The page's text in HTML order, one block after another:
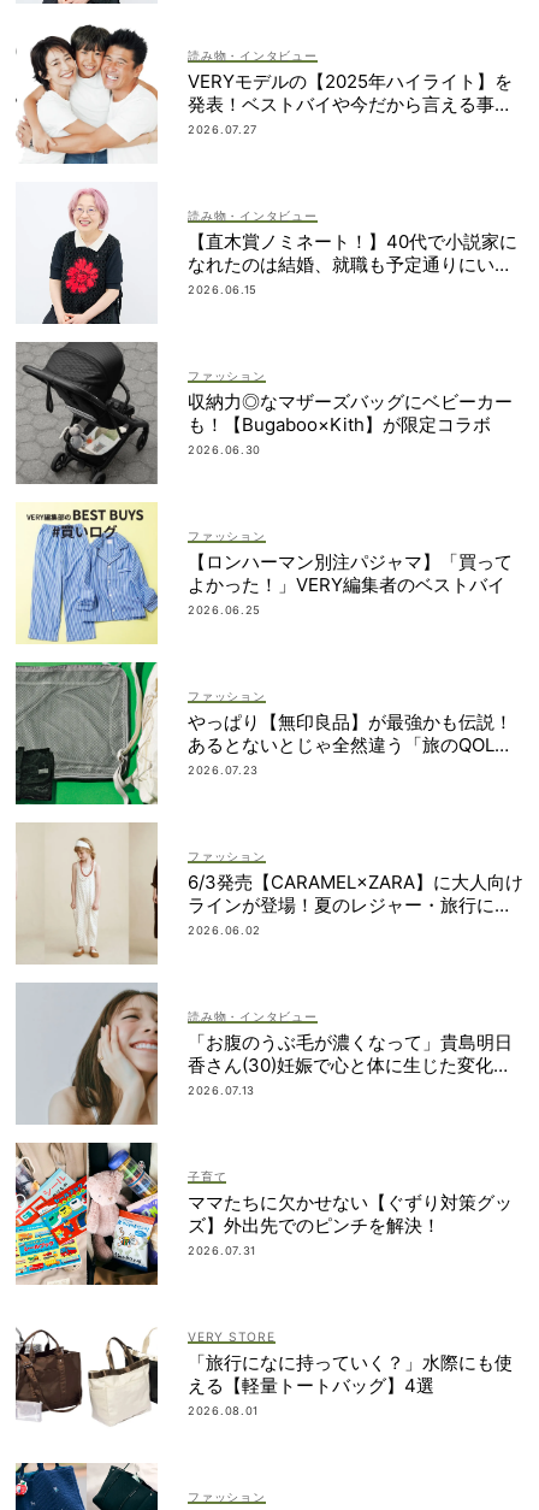
読み物・インタビュー
VERYモデルの【2025年ハイライト】を
発表！ベストバイや今だから言える事件
簿も大公開
2026.07.27
読み物・インタビュー
【直木賞ノミネート！】40代で小説家に
なれたのは結婚、就職も予定通りにいか
なかったから｜朝倉かすみさん
2026.06.15
ファッション
収納力◎なマザーズバッグにベビーカー
も！【Bugaboo×Kith】が限定コラボ
2026.06.30
ファッション
【ロンハーマン別注パジャマ】「買って
よかった！」VERY編集者のベストバイ
2026.06.25
ファッション
やっぱり【無印良品】が最強かも伝説！
あるとないとじゃ全然違う「旅のQOL爆
上げアイテム」
2026.07.23
ファッション
6/3発売【CARAMEL×ZARA】に大人向け
ラインが登場！夏のレジャー・旅行にも
おすすめ
2026.06.02
読み物・インタビュー
「お腹のうぶ毛が濃くなって」貴島明日
香さん(30)妊娠で心と体に生じた変化も
「愛しいです」
2026.07.13
子育て
ママたちに欠かせない【ぐずり対策グッ
ズ】外出先でのピンチを解決！
2026.07.31
VERY STORE
「旅行になに持っていく？」水際にも使
える【軽量トートバッグ】4選
2026.08.01
ファッション